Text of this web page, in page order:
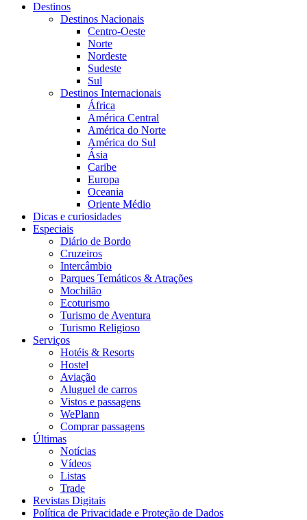
Destinos
Destinos Nacionais
Centro-Oeste
Norte
Nordeste
Sudeste
Sul
Destinos Internacionais
África
América Central
América do Norte
América do Sul
Ásia
Caribe
Europa
Oceania
Oriente Médio
Dicas e curiosidades
Especiais
Diário de Bordo
Cruzeiros
Intercâmbio
Parques Temáticos & Atrações
Mochilão
Ecoturismo
Turismo de Aventura
Turismo Religioso
Serviços
Hotéis & Resorts
Hostel
Aviação
Aluguel de carros
Vistos e passagens
WePlann
Comprar passagens
Últimas
Notícias
Vídeos
Listas
Trade
Revistas Digitais
Política de Privacidade e Proteção de Dados